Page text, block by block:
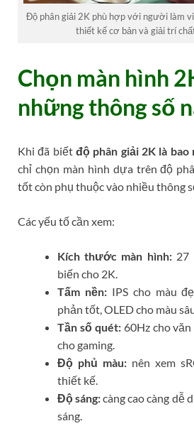
Độ phân giải 2K phù hợp với người làm
thiết kế cơ bản và giải trí
Chọn màn hình
những thông số
Khi đã biết độ phân giải 2K là bao
chỉ chọn màn hình dựa trên độ
tốt còn phụ thuộc vào nhiều thông
Các yếu tố cần xem:
Kích thước màn hình:27
biến cho 2K.
Tấm nền:IPS cho màu
phản tốt, OLED cho màu
Tần số quét:60Hz cho
cho gaming.
Độ phủ màu: nên xem
thiết kế.
Độ sáng:càng cao càng dễ
sáng.